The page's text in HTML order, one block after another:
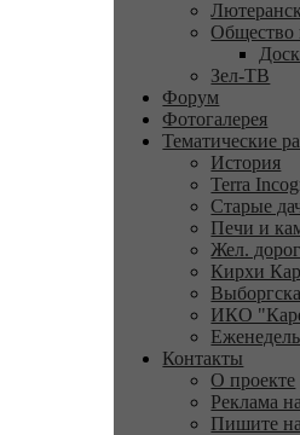
Общество
Зел-ТВ
Форум
Фотогалерея
Тематические
История
Terra
Старые
Печи и
Жел.
Кирхи
ИКО
Контакты
О проекте
Реклама
Пишите